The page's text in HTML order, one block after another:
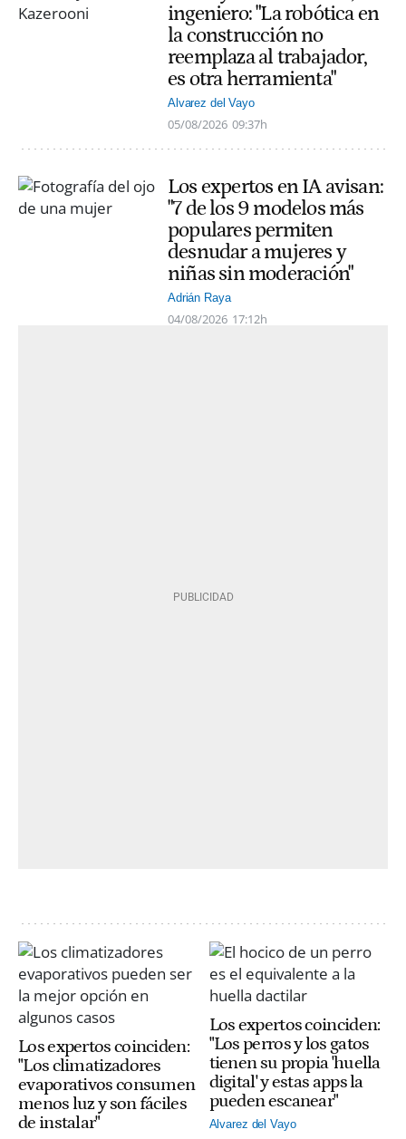
ingeniero: "La robótica en
la construcción no
reemplaza al trabajador,
es otra herramienta"
Alvarez del Vayo
05/08/2026 09:37h
Los expertos en IA avisan:
"7 de los 9 modelos más
populares permiten
desnudar a mujeres y
niñas sin moderación"
Adrián Raya
04/08/2026 17:12h
Los expertos coinciden:
"Los climatizadores
evaporativos consumen
menos luz y son fáciles
de instalar"
Los expertos coinciden:
"Los perros y los gatos
tienen su propia 'huella
digital' y estas apps la
pueden escanear"
Alvarez del Vayo